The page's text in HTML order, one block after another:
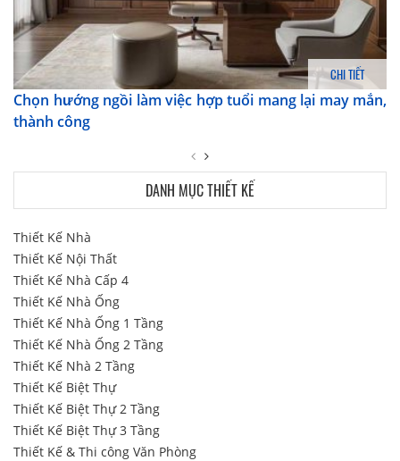
CHI TIẾT
Chọn hướng ngồi làm việc hợp tuổi mang lại may mắn,
thành công
DANH MỤC THIẾT KẾ
Thiết Kế Nhà
Thiết Kế Nội Thất
Thiết Kế Nhà Cấp 4
Thiết Kế Nhà Ống
Thiết Kế Nhà Ống 1 Tầng
Thiết Kế Nhà Ống 2 Tầng
Thiết Kế Nhà 2 Tầng
Thiết Kế Biệt Thự
Thiết Kế Biệt Thự 2 Tầng
Thiết Kế Biệt Thự 3 Tầng
Thiết Kế & Thi công Văn Phòng